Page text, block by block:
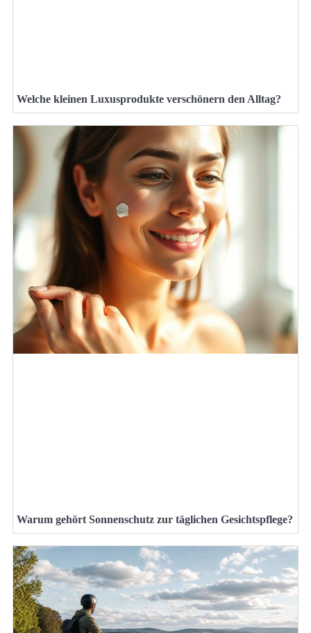
Welche kleinen Luxusprodukte verschönern den Alltag?
Warum gehört Sonnenschutz zur täglichen Gesichtspflege?